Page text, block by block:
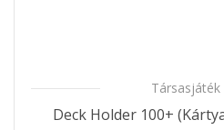
Társasjáték
Deck Holder 100+